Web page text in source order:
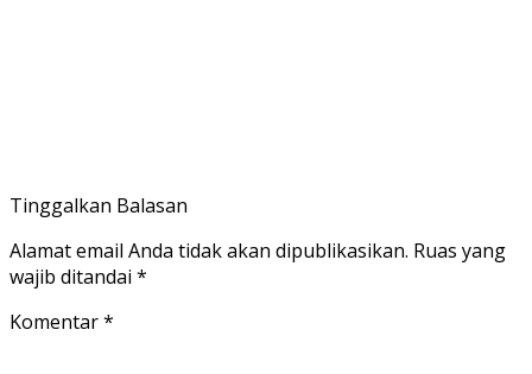
Tinggalkan Balasan
Alamat email Anda tidak akan dipublikasikan. Ruas yang
wajib ditandai *
Komentar*